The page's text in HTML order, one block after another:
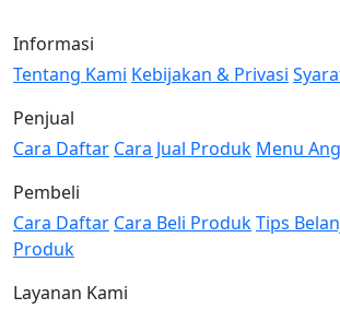
Informasi
Tentang Kami Kebijakan & Privasi
Penjual
Cara Daftar Cara Jual Produk Menu
Pembeli
Cara Daftar Cara Beli ProdukTips
Produk
Layanan Kami